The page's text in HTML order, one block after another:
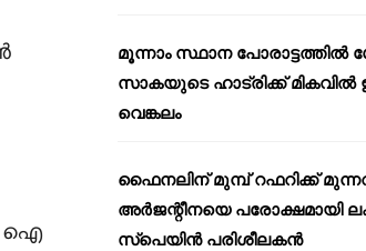
ഐ
മൂന്നാം സ്ഥാന പോരാട്ടത്തിൽ
സാകയുടെ ഹാട്രിക്ക് മികവിൽ
വെങ്കലം
ഫൈനലിന് മുമ്പ് റഫറിക്ക്
അർജന്റീനയെ പരോക്ഷമായി
സ്പെയിൻ പരിശീലകൻ